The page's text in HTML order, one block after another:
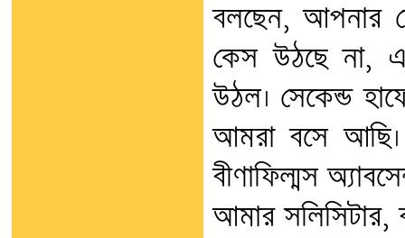
বলছেন, আপনার
কেস উঠছে না,
উঠল। সেকেন্ড
আমরা বসে
বীণাফিল্মস
আমার সলিসিটার,